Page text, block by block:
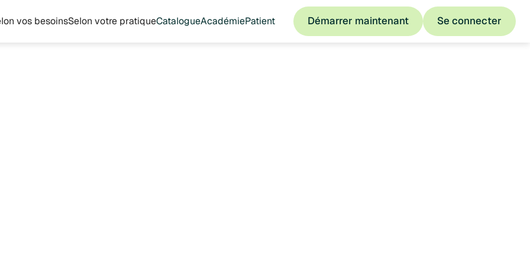
vos besoinsSelon votre pratiqueCatalogueAcadémiePatient
Démarrer maintenant
Démarrer maintenant
Se connecter
Se connecter